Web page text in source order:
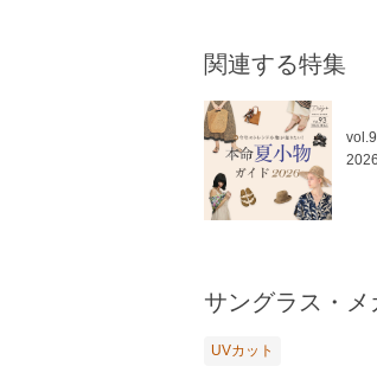
関連する特集
2026
サングラス・
UVカット